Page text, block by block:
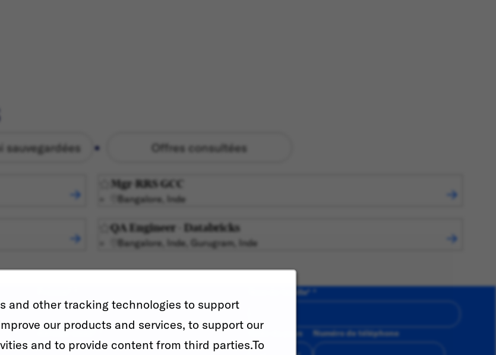
and other tracking technologies to support
our products and services, to support our
and to provide content from third parties.To
sauvegardées Offres consultées
Mgr-RRS GCC
Bangalore, Inde
QA Engineer - Databricks
Bangalore, Inde, Gurugram, Inde
Nom de famille*
Adresse email Code du pays Numéro de téléphone